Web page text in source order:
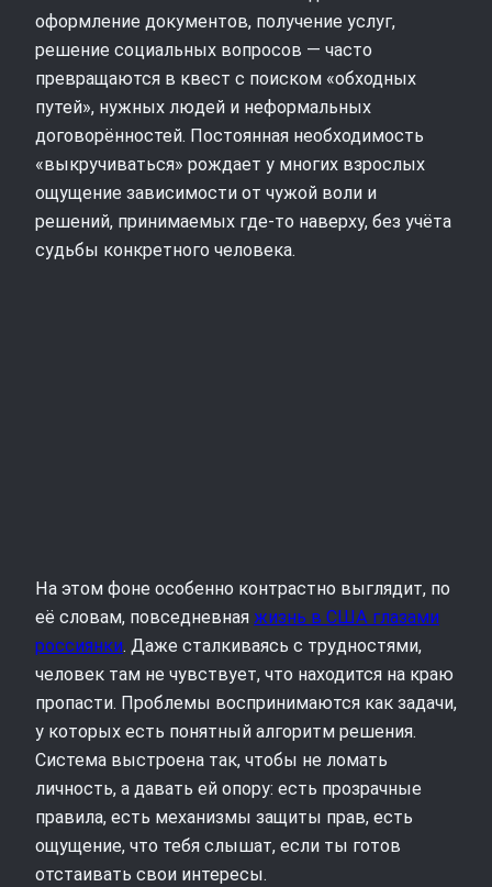
оформление документов, получение услуг,
решение социальных вопросов — часто
превращаются в квест с поиском «обходных
путей», нужных людей и неформальных
договорённостей. Постоянная необходимость
«выкручиваться» рождает у многих взрослых
ощущение зависимости от чужой воли и
решений, принимаемых где‑то наверху, без учёта
судьбы конкретного человека.
На этом фоне особенно контрастно выглядит, по
её словам, повседневная жизнь в США глазами
россиянки. Даже сталкиваясь с трудностями,
человек там не чувствует, что находится на краю
пропасти. Проблемы воспринимаются как задачи,
у которых есть понятный алгоритм решения.
Система выстроена так, чтобы не ломать
личность, а давать ей опору: есть прозрачные
правила, есть механизмы защиты прав, есть
ощущение, что тебя слышат, если ты готов
отстаивать свои интересы.